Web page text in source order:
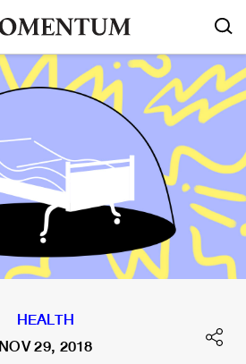
HEALTH
NOV 29, 2018